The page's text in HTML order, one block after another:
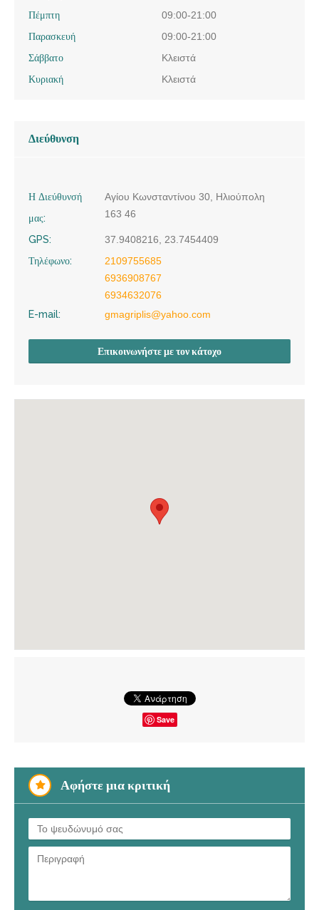
Πέμπτη
09:00-21:00
Παρασκευή
09:00-21:00
Σάββατο
Κλειστά
Κυριακή
Κλειστά
Διεύθυνση
Η Διεύθυνσή
μας:
Αγίου Κωνσταντίνου 30, Ηλιούπολη
163 46
GPS:
37.9408216, 23.7454409
Τηλέφωνο:
2109755685
6936908767
6934632076
E-mail:
gmagriplis@yahoo.com
Επικοινωνήστε με τον κάτοχο
Save
Αφήστε μια κριτική